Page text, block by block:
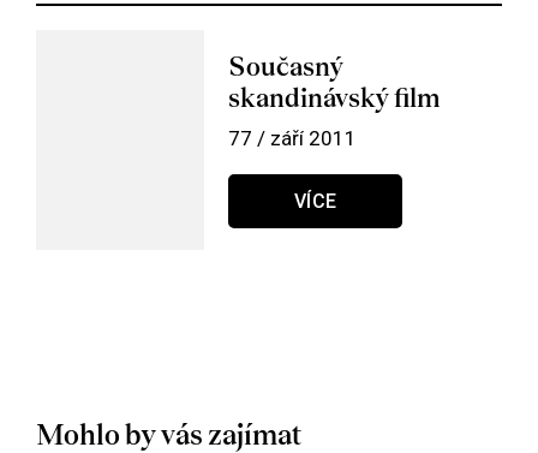
Současný
skandinávský film
77 / září 2011
VÍCE
Mohlo by vás zajímat